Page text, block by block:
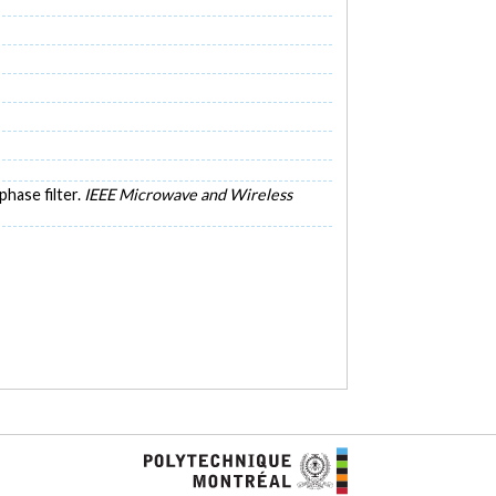
filter. IEEE Microwave and Wireless